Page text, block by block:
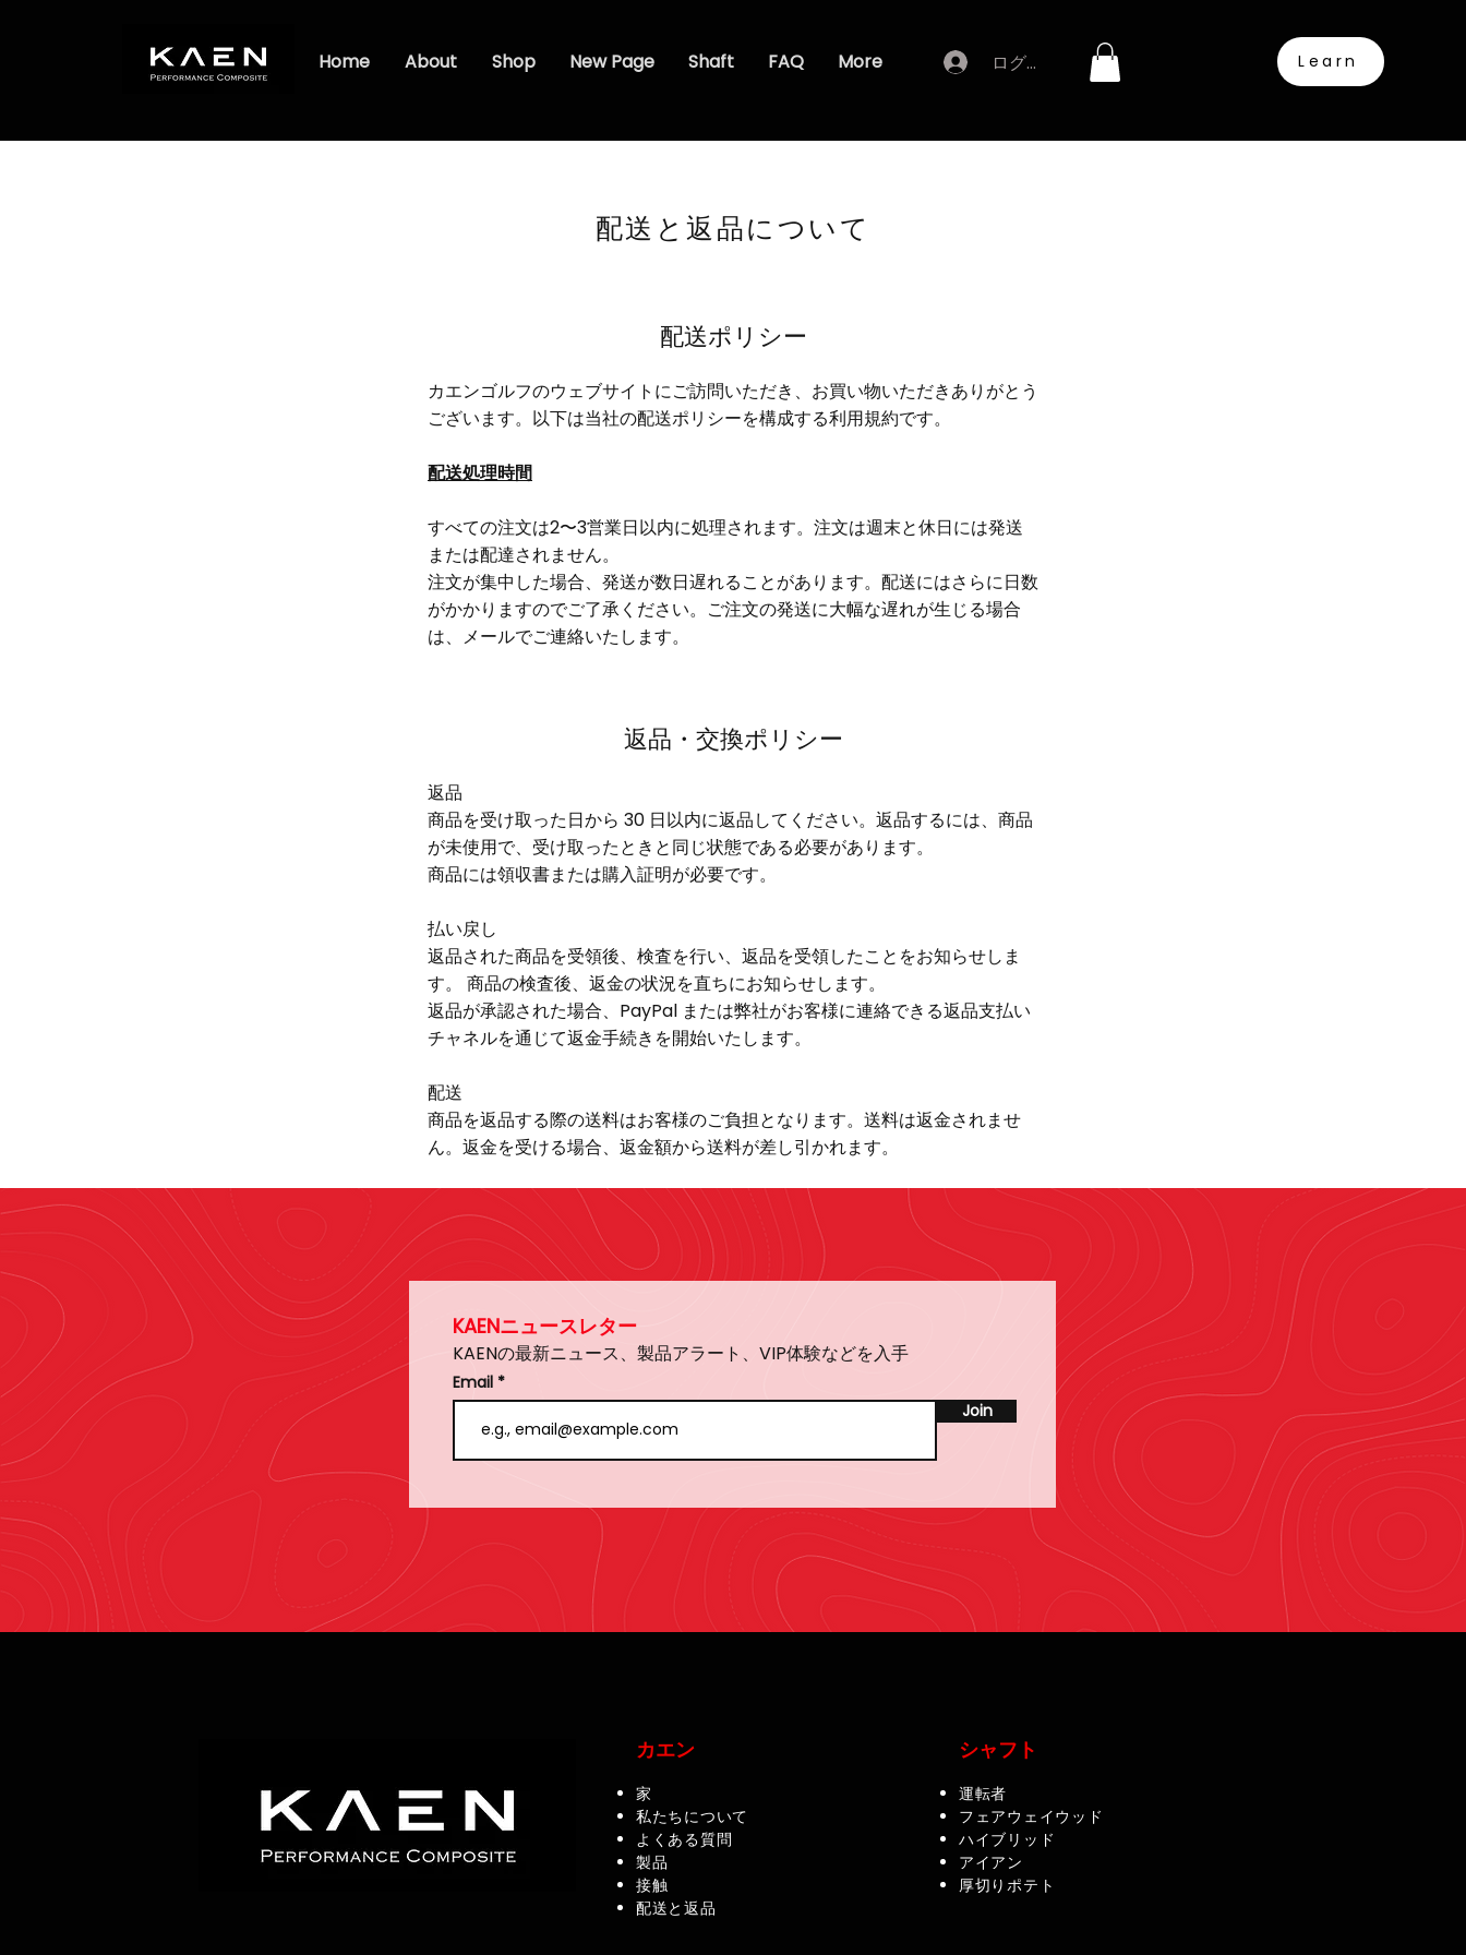
Home About Shop New Page Shaft FAQ More ログイン Learn
配送と返品について
配送ポリシー
カエンゴルフのウェブサイトにご訪問いただき、お買い物いただきありがとう
ございます。以下は当社の配送ポリシーを構成する利用規約です。
配送処理時間
すべての注文は2〜3営業日以内に処理されます。注文は週末と休日には発送
または配達されません。
注文が集中した場合、発送が数日遅れることがあります。配送にはさらに日数
がかかりますのでご了承ください。ご注文の発送に大幅な遅れが生じる場合
は、メールでご連絡いたします。
返品・交換ポリシー
返品
商品を受け取った日から 30 日以内に返品してください。返品するには、商品
が未使用で、受け取ったときと同じ状態である必要があります。
商品には領収書または購入証明が必要です。
払い戻し
返品された商品を受領後、検査を行い、返品を受領したことをお知らせしま
す。 商品の検査後、返金の状況を直ちにお知らせします。
返品が承認された場合、PayPal または弊社がお客様に連絡できる返品支払い
チャネルを通じて返金手続きを開始いたします。
配送
商品を返品する際の送料はお客様のご負担となります。送料は返金されませ
ん。返金を受ける場合、返金額から送料が差し引かれます。
KAENニュースレター
KAENの最新ニュース、製品アラート、VIP体験などを入手
Email
Join
カエン
家
私たちについて
よくある質問
製品
接触
配送と返品
シャフト
運転者
フェアウェイウッド
ハイブリッド
アイアン
厚切りポテト